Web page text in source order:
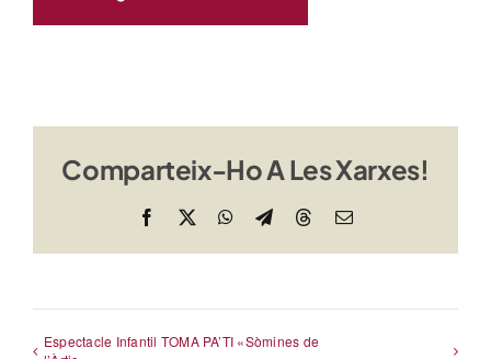
Comparteix-Ho A Les Xarxes!
Facebook
X WhatsApp
TelegramThreadsEmail
Espectacle Infantil TOMA PA’TI «Sòmines de